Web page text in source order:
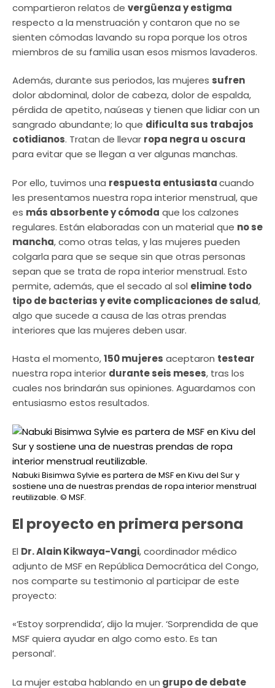
compartieron relatos de vergüenza y estigma
respecto a la menstruación y contaron que no se
sienten cómodas lavando su ropa porque los otros
miembros de su familia usan esos mismos lavaderos.
Además, durante sus periodos, las mujeres sufren
dolor abdominal, dolor de cabeza, dolor de espalda,
pérdida de apetito, naúseas y tienen que lidiar con un
sangrado abundante; lo que dificulta sus trabajos
cotidianos. Tratan de llevar ropa negra u oscura
para evitar que se llegan a ver algunas manchas.
Por ello, tuvimos una respuesta entusiastacuando
les presentamos nuestra ropa interior menstrual, que
es más absorbente y cómoda que los calzones
regulares. Están elaboradas con un material que no se
mancha, como otras telas, y las mujeres pueden
colgarla para que se seque sin que otras personas
sepan que se trata de ropa interior menstrual. Esto
permite, además, que el secado al sol elimine todo
tipo de bacterias y evite complicaciones de salud,
algo que sucede a causa de las otras prendas
interiores que las mujeres deben usar.
Hasta el momento,150 mujeres aceptaron testear
nuestra ropa interior durante seis meses, tras los
cuales nos brindarán sus opiniones. Aguardamos con
entusiasmo estos resultados.
Nabuki Bisimwa Sylvie es partera de MSF en Kivu del Sur y
sostiene una de nuestras prendas de ropa interior menstrual
reutilizable. © MSF.
El proyecto en primera persona
El Dr. Alain Kikwaya-Vangi, coordinador médico
adjunto de MSF en República Democrática del Congo,
nos comparte su testimonio al participar de este
proyecto:
«‘Estoy sorprendida’, dijo la mujer. ‘Sorprendida de que
MSF quiera ayudar en algo como esto. Es tan
personal’.
La mujer estaba hablando en un grupo de debate